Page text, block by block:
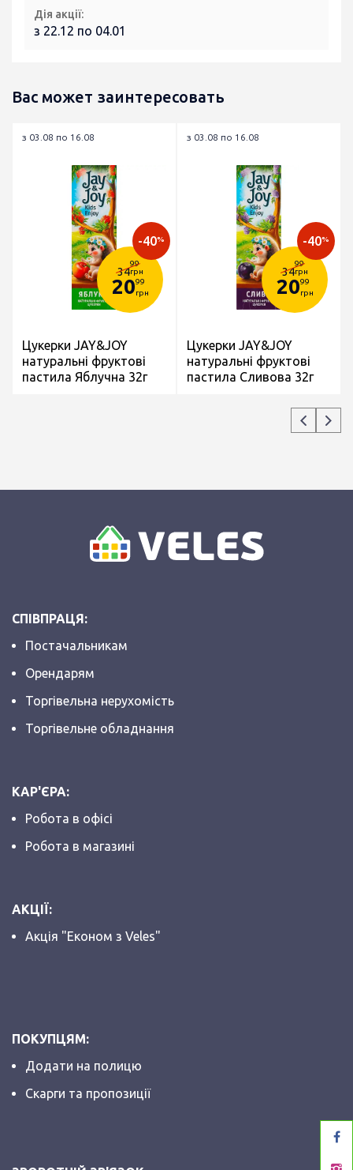
Дія акції:
з 22.12 по 04.01
Вас может заинтересовать
з 03.08 по 16.08
34
99
грн
2099
грн
-40%
Цукерки JAY&JOY
натуральні фруктові
пастила Яблучна 32г
з 03.08 по 16.08
34
99
грн
2099
грн
-40%
Цукерки JAY&JOY
натуральні фруктові
пастила Сливова 32г
СПІВПРАЦЯ:
Постачальникам
Орендарям
Торгівельна нерухомість
Торгівельне обладнання
КАР'ЄРА:
Робота в офісі
Робота в магазині
АКЦІЇ:
Акція "Економ з Veles"
ПОКУПЦЯМ:
Додати на полицю
Скарги та пропозиції